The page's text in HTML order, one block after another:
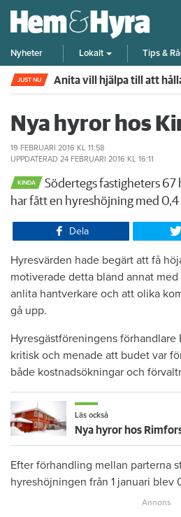
Nyheter Lokalt Tips &
JUST NU Anita vill hjälpa till att
Nya hyror hos
19 FEBRUARI 2016 KL 11:58
UPPDATERAD 24 FEBRUARI 2016 KL 16:11
KINDA
Södertegs fastigheters 67
har fått en hyreshöjning med
Dela
Hyresvärden hade begärt att få
motiverade detta bland annat
anlita hantverkare och att olika
gå upp.
Hyresgästföreningens förhandlare
kritisk och menade att budet var
både kostnadsökningar och
Läs också
Nya hyror hos
Efter förhandling mellan parterna
hyreshöjningen från 1 januari blev